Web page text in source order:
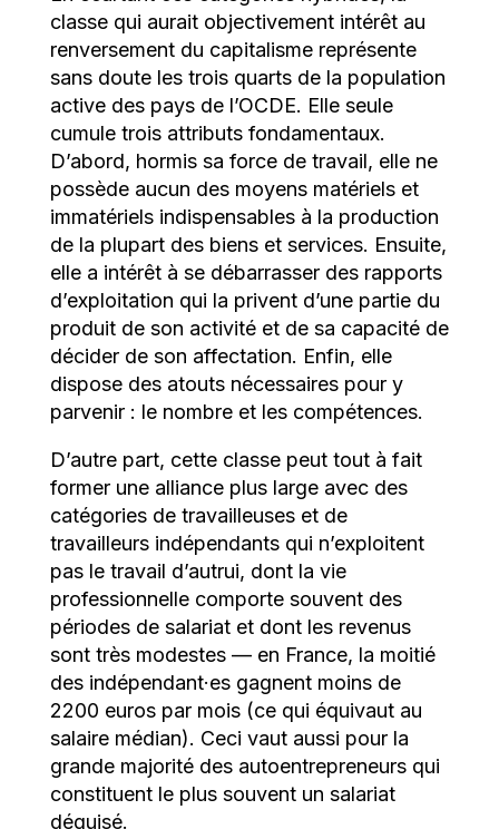
classe qui aurait objectivement intérêt au
renversement du capitalisme représente
sans doute les trois quarts de la population
active des pays de l’OCDE. Elle seule
cumule trois attributs fondamentaux.
D’abord, hormis sa force de travail, elle ne
possède aucun des moyens matériels et
immatériels indispensables à la production
de la plupart des biens et services. Ensuite,
elle a intérêt à se débarrasser des rapports
d’exploitation qui la privent d’une partie du
produit de son activité et de sa capacité de
décider de son affectation. Enfin, elle
dispose des atouts nécessaires pour y
parvenir : le nombre et les compétences.
D’autre part, cette classe peut tout à fait
former une alliance plus large avec des
catégories de travailleuses et de
travailleurs indépendants qui n’exploitent
pas le travail d’autrui, dont la vie
professionnelle comporte souvent des
périodes de salariat et dont les revenus
sont très modestes — en France, la moitié
des indépendant·es gagnent moins de
2200 euros par mois (ce qui équivaut au
salaire médian). Ceci vaut aussi pour la
grande majorité des autoentrepreneurs qui
constituent le plus souvent un salariat
déguisé.